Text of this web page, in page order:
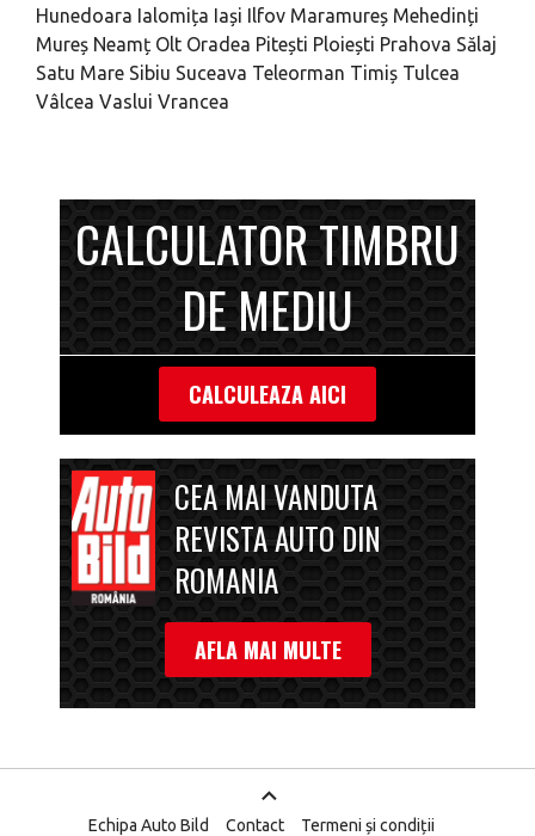
Hunedoara Ialomița Iași Ilfov Maramureș Mehedinți
Mureș Neamț Olt Oradea Pitești Ploiești Prahova Sălaj
Satu Mare Sibiu Suceava Teleorman Timiș Tulcea
Vâlcea Vaslui Vrancea
CALCULATOR TIMBRU
DE MEDIU
CALCULEAZA AICI
CEA MAI VANDUTA
REVISTA AUTO DIN
ROMANIA
AFLA MAI MULTE
Echipa Auto Bild Contact Termeni și condiții